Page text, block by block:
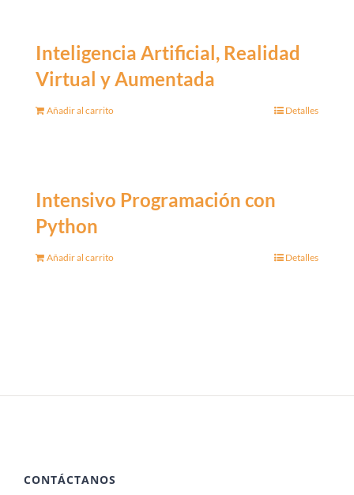
Inteligencia Artificial, Realidad
Virtual y Aumentada
Añadir al carrito Detalles
Intensivo Programación con
Python
Añadir al carrito Detalles
CONTÁCTANOS